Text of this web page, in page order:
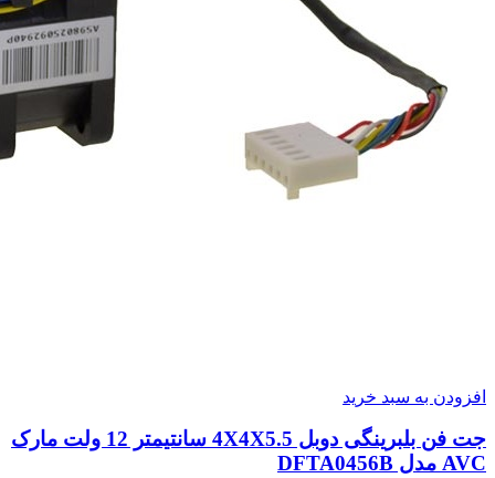
افزودن به سبد خرید
جت فن بلبرینگی دوبل 4X4X5.5 سانتیمتر 12 ولت مارک
AVC مدل DFTA0456B